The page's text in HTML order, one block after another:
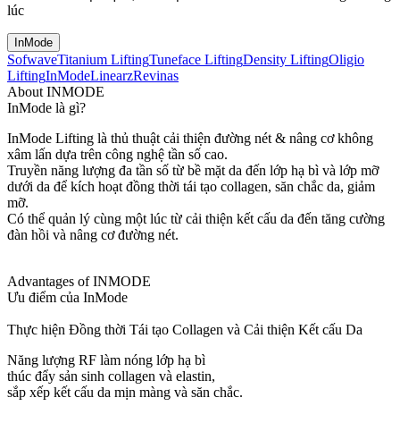
lúc
InMode
SofwaveTitanium LiftingTuneface LiftingDensity LiftingOligio
LiftingInModeLinearzRevinas
About INMODE
InMode là gì?
InMode Lifting là thủ thuật cải thiện đường nét & nâng cơ không
xâm lấn dựa trên công nghệ tần số cao.
Truyền năng lượng đa tần số từ bề mặt da đến lớp hạ bì và lớp mỡ
dưới da để kích hoạt đồng thời tái tạo collagen, săn chắc da, giảm
mỡ.
Có thể quản lý cùng một lúc từ cải thiện kết cấu da đến tăng cường
đàn hồi và nâng cơ đường nét.
Advantages of INMODE
Ưu điểm của InMode
Thực hiện Đồng thời Tái tạo Collagen và Cải thiện Kết cấu Da
Năng lượng RF làm nóng lớp hạ bì
thúc đẩy sản sinh collagen và elastin,
sắp xếp kết cấu da mịn màng và săn chắc.